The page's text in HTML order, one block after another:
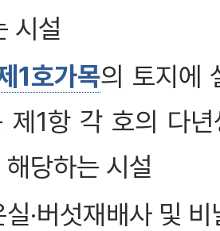
시설
1호가목의 토지에
제1항 각 호의 다
당하는 시설
·버섯재배사 및